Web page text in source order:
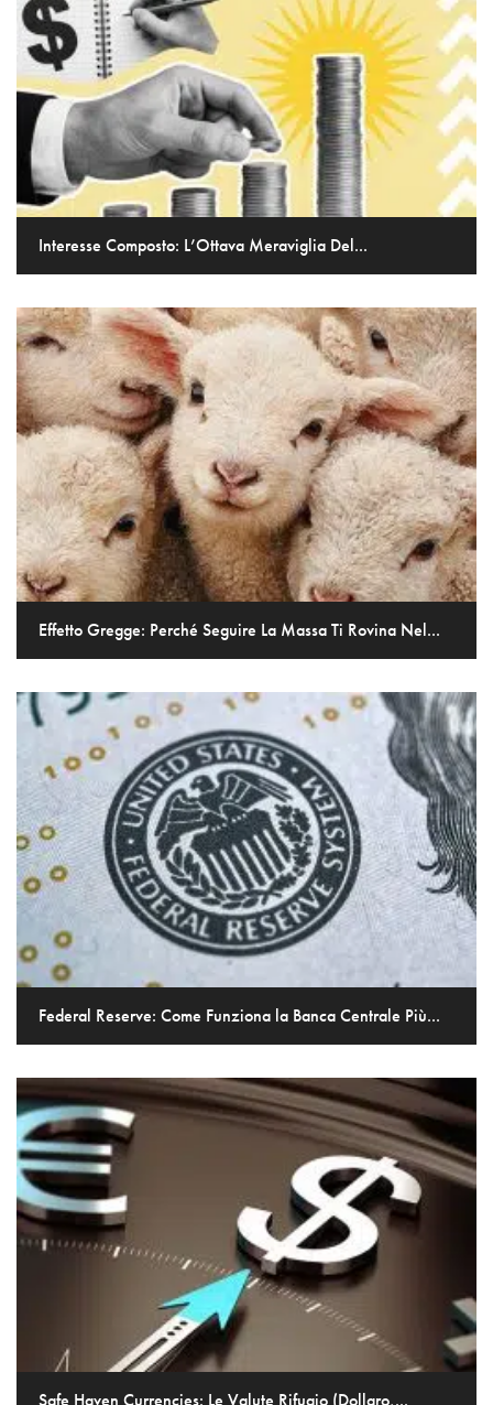
Interesse Composto: L’Ottava Meraviglia Del...
Effetto Gregge: Perché Seguire La Massa Ti Rovina Nel...
Federal Reserve: Come Funziona la Banca Centrale Più...
Safe Haven Currencies: Le Valute Rifugio (Dollaro,...